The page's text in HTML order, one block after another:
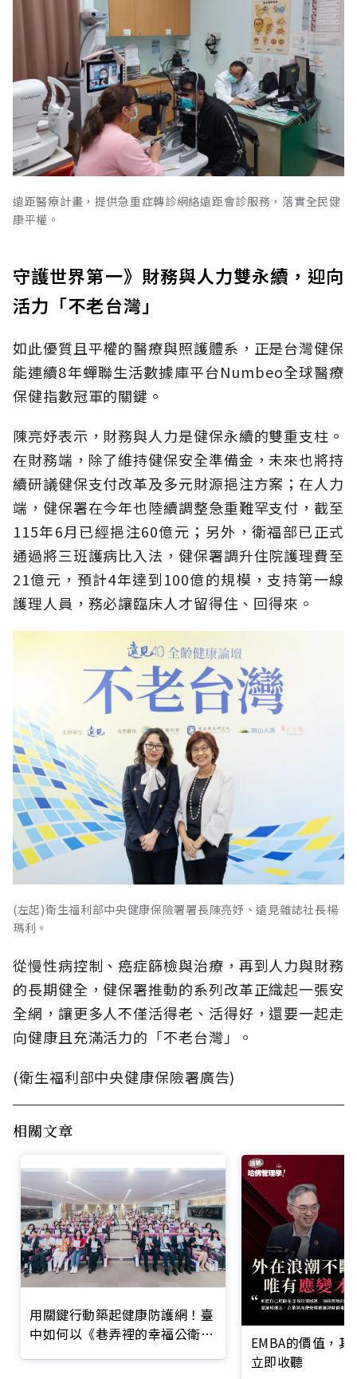
遠距醫療計畫，提供急重症轉診網絡遠距會診服務，落實全民健
康平權。
守護世界第一》財務與人力雙永續，迎向
活力「不老台灣」
如此優質且平權的醫療與照護體系，正是台灣健保
能連續8年蟬聯生活數據庫平台Numbeo全球醫療
保健指數冠軍的關鍵。
陳亮妤表示，財務與人力是健保永續的雙重支柱。
在財務端，除了維持健保安全準備金，未來也將持
續研議健保支付改革及多元財源挹注方案；在人力
端，健保署在今年也陸續調整急重難罕支付，截至
115年6月已經挹注60億元；另外，衛福部已正式
通過將三班護病比入法，健保署調升住院護理費至
21億元，預計4年達到100億的規模，支持第一線
護理人員，務必讓臨床人才留得住、回得來。
(左起)衛生福利部中央健康保險署署長陳亮妤、遠見雜誌社長楊
瑪利。
從慢性病控制、癌症篩檢與治療，再到人力與財務
的長期健全，健保署推動的系列改革正織起一張安
全網，讓更多人不僅活得老、活得好，還要一起走
向健康且充滿活力的「不老台灣」。
(衛生福利部中央健康保險署廣告)
相關文章
用關鍵行動築起健康防護網！臺
中如何以《巷弄裡的幸福公衛》
EMBA的價值，
立即收聽